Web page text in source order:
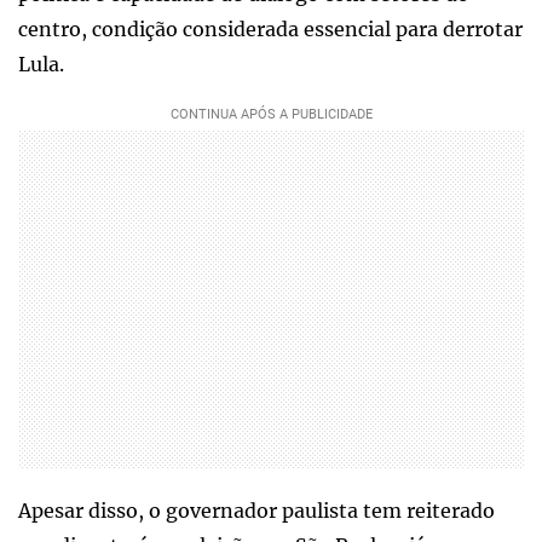
centro, condição considerada essencial para derrotar
Lula.
Apesar disso, o governador paulista tem reiterado